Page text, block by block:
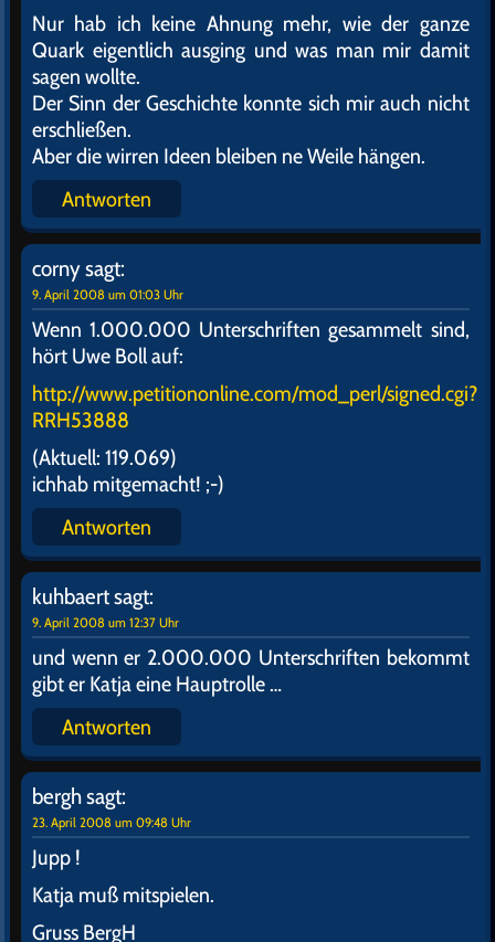
Nur hab ich keine Ahnung mehr, wie der ganze
Quark eigentlich ausging und was man mir damit
sagen wollte.
Der Sinn der Geschichte konnte sich mir auch nicht
erschließen.
Aber die wirren Ideen bleiben ne Weile hängen.
Antworten
cornysagt:
9. April 2008 um 01:03 Uhr
Wenn 1.000.000 Unterschriften gesammelt sind,
hört Uwe Boll auf:
http://www.petitiononline.com/mod_perl/signed.cgi?
RRH53888
(Aktuell: 119.069)
ichhab mitgemacht! ;-)
Antworten
kuhbaertsagt:
9. April 2008 um 12:37 Uhr
und wenn er 2.000.000 Unterschriften bekommt
gibt er Katja eine Hauptrolle …
Antworten
berghsagt:
23. April 2008 um 09:48 Uhr
Jupp !
Katja muß mitspielen.
Gruss BergH